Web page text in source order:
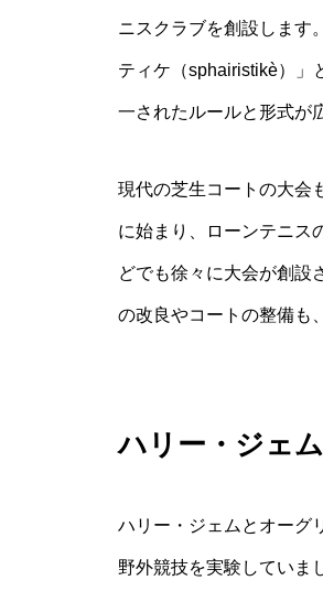
ニスクラブを創設します
ティケ（sphairistikè）」
一されたルールと形式が
現代の芝生コートの大会
に始まり、ローンテニス
どでも徐々に大会が創設
の改良やコートの整備も
ハリー・ジェ
ハリー・ジェムとオーグ
野外競技を実験していま